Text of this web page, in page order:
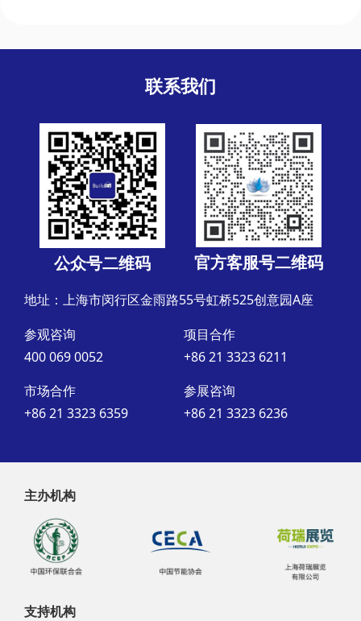
联系我们
公众号二维码 官方客服号二维码
地址：上海市闵行区金雨路55号虹桥525创意园A座
参观咨询
400 069 0052
项目合作
+86 21 3323 6211
市场合作
+86 21 3323 6359
参展咨询
+86 21 3323 6236
主办机构
支持机构